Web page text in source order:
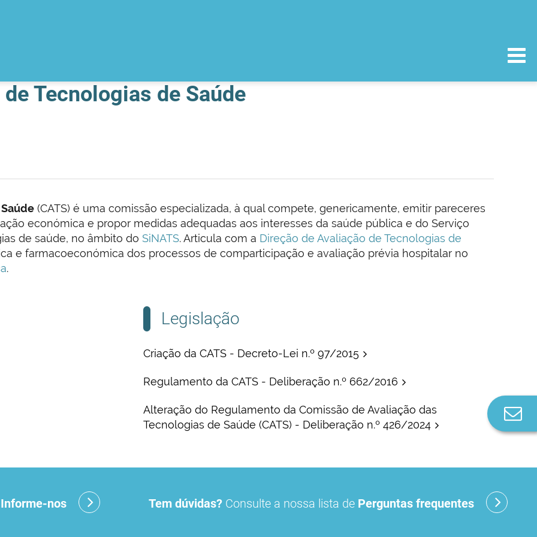
Tecnologias de Saúde
(CATS) é uma comissão especializada, à qual compete, genericamente, emitir pareceres
económica e propor medidas adequadas aos interesses da saúde pública e do Serviço
de saúde, no âmbito do SiNATS. Articula com a Direção de Avaliação de Tecnologias de
e farmacoeconómica dos processos de comparticipação e avaliação prévia hospitalar no
.
Legislação
Criação da CATS - Decreto-Lei n.º 97/2015
Regulamento da CATS - Deliberação n.º 662/2016
Alteração do Regulamento da Comissão de Avaliação das
Tecnologias de Saúde (CATS) - Deliberação n.º 426/2024
da CATS - Comissão de Avaliação de Tecnologias de Saúde -, reflete os procedimentos
de medicamentos para os quais foram submetidos pedidos de
Informe-nos Tem dúvidas? Consulte a nossa lista de Perguntas frequentes